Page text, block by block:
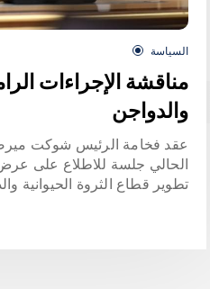
السياسة
مناقشة الإجراءات
والدواجن
الحالي جلسة للاطلاع على عرض
تطوير قطاع الثروة الحيوانية